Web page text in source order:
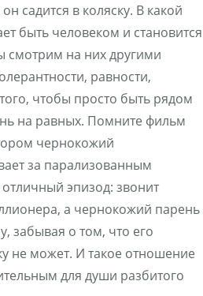
садится в коляску. В какой
быть человеком и становится
на них другими
равности,
чтобы просто быть рядом
на равных. Помните фильм
чернокожий
за парализованным
эпизод: звонит
а чернокожий парень
забывая о том, что его
не может. И такое отношение
для души разбитого